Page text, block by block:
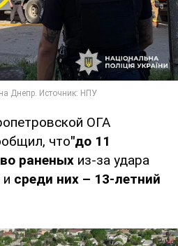
ОГА
что"до 11
раненых из-за удара
среди них – 13-летний